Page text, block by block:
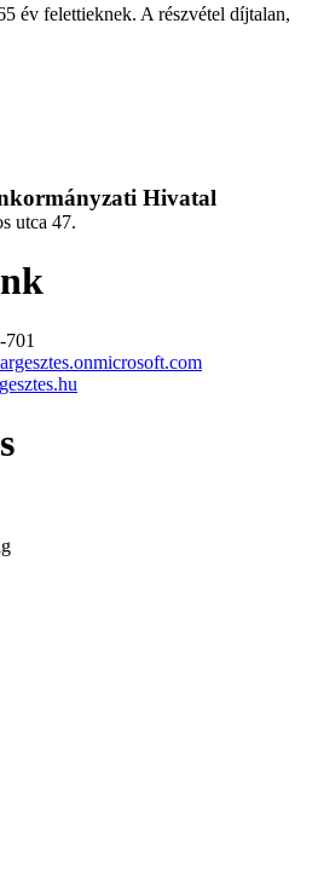
év felettieknek. A részvétel díjtalan,
Hivatal
utca 47.